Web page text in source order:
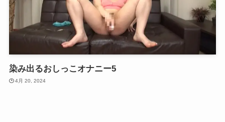
染み出るおしっこオナニー5
4月 20, 2024